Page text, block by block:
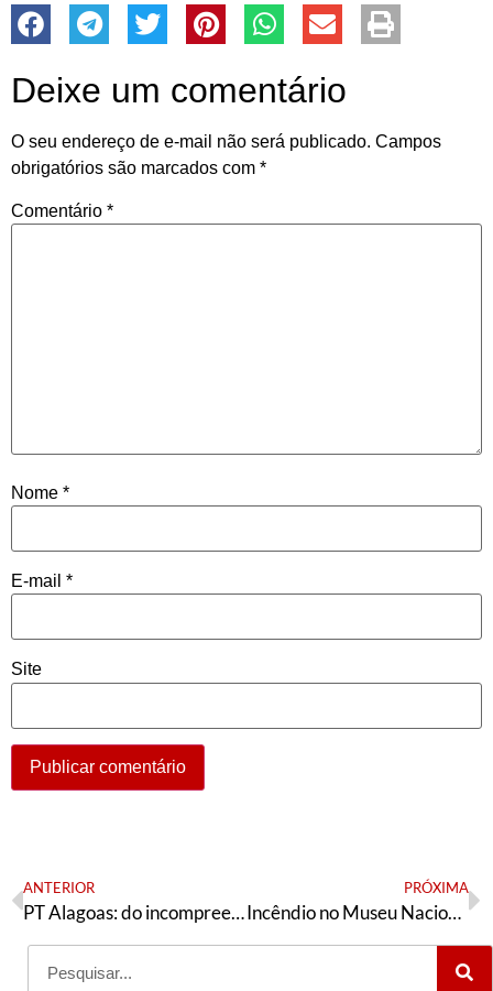
Deixe um comentário
O seu endereço de e-mail não será publicado. Campos
obrigatórios são marcados com *
Comentário *
Nome *
E-mail *
Site
ANTERIOR
PT Alagoas: do incompreensível ao injusticavél
PRÓXIMA
Incêndio no Museu Nacional: o que aprendemos com a segunda morte de Luzia